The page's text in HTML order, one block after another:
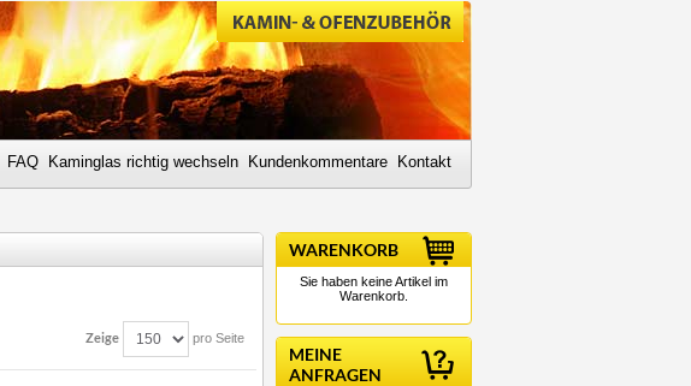
FAQ Kaminglas richtig wechseln Kundenkommentare Kontakt
Zeige pro Seite
WARENKORB
Sie haben keine Artikel im
Warenkorb.
MEINE
ANFRAGEN